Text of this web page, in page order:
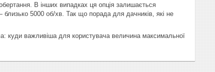
В інших випадках ця опція залишається
5000 об/хв. Так що порада для дачників, які не
куди важливіша для користувача величина максимальної